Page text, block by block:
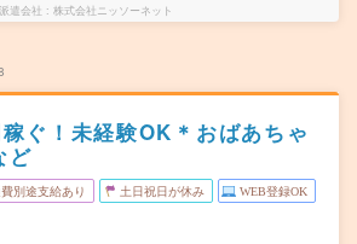
派遣会社 株式会社ニッソーネット
ぐ！未経験OK＊おばあちゃ
ど
別途支給あり 土日祝日が休み WEB登録OK